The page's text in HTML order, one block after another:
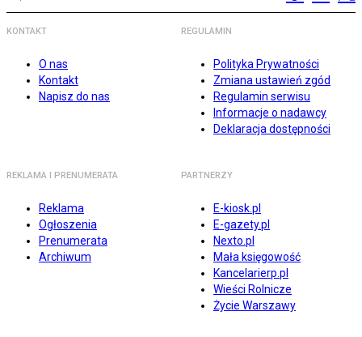
KONTAKT
O nas
Kontakt
Napisz do nas
REGULAMIN
Polityka Prywatności
Zmiana ustawień zgód
Regulamin serwisu
Informacje o nadawcy
Deklaracja dostępności
REKLAMA I PRENUMERATA
Reklama
Ogłoszenia
Prenumerata
Archiwum
PARTNERZY
E-kiosk.pl
E-gazety.pl
Nexto.pl
Mała księgowość
Kancelarierp.pl
Wieści Rolnicze
Życie Warszawy